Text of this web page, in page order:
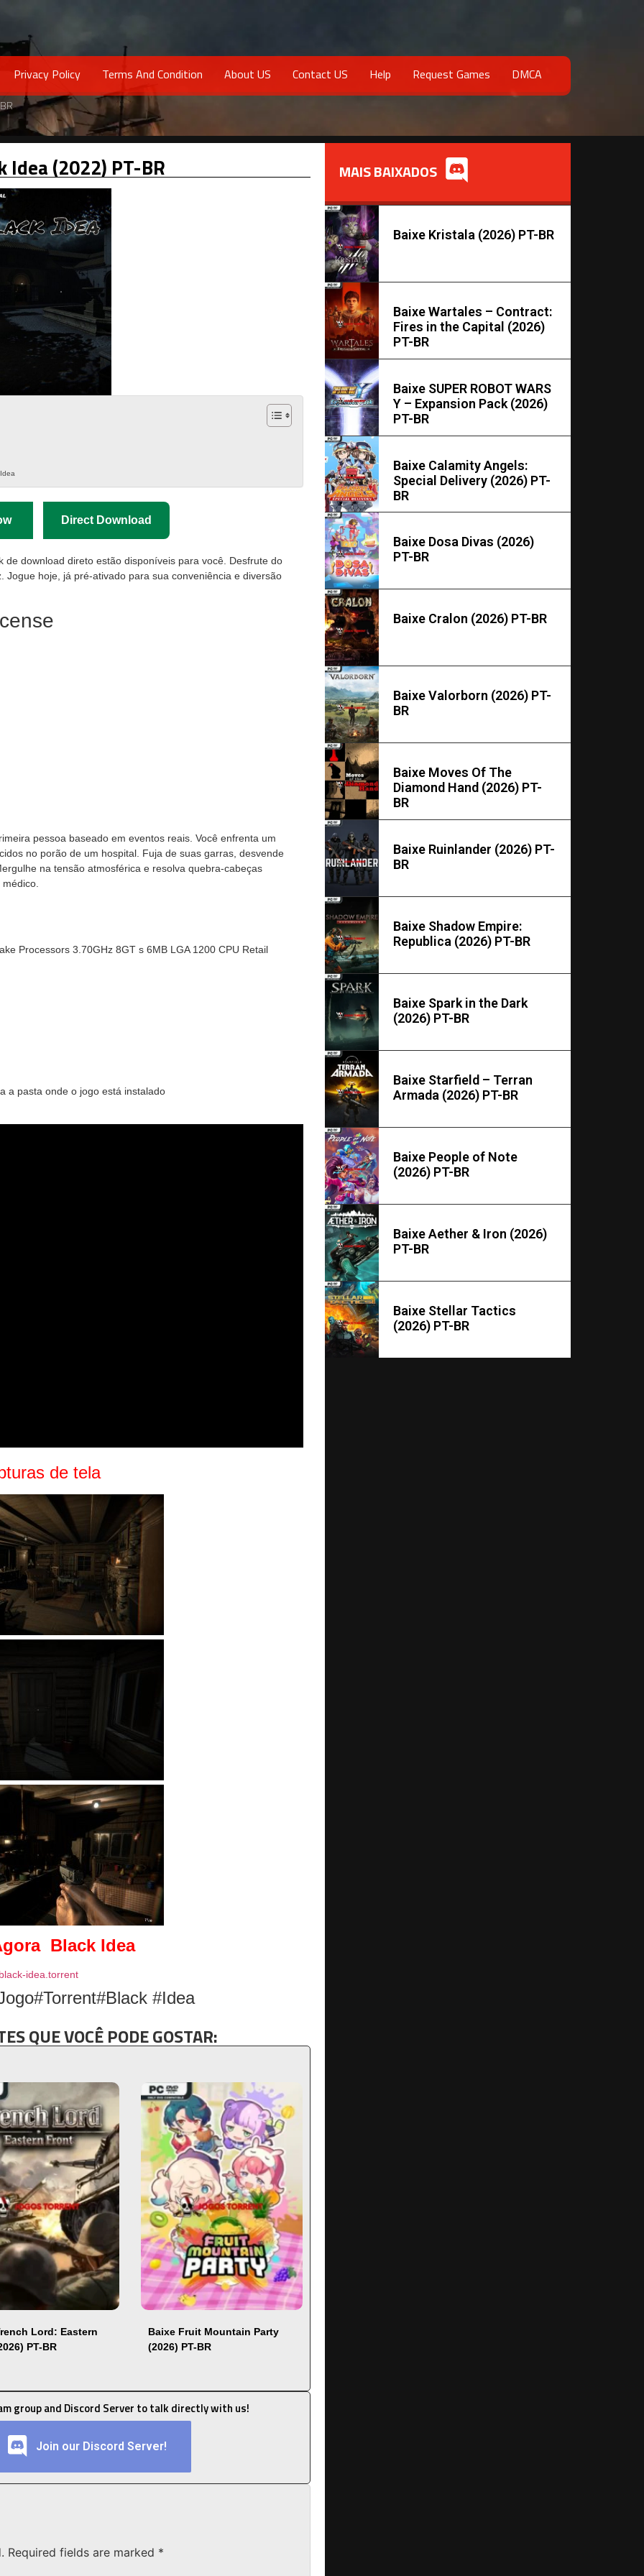
Privacy Policy Terms And Condition About US Contact US Help Request Games DMCA
Idea (2022) PT-BR
Direct Download
de download direto estão disponíveis para você. Desfrute do
hoje, já pré-ativado para sua conveniência e diversão
pessoa baseado em eventos reais. Você enfrenta um
no porão de um hospital. Fuja de suas garras, desvende
na tensão atmosférica e resolva quebra-cabeças
Processors 3.70GHz 8GT s 6MB LGA 1200 CPU Retail
a pasta onde o jogo está instalado
de tela
Black Idea
idea.torrent
#Idea
QUE VOCÊ PODE GOSTAR:
Lord: Eastern
PT-BR
Baixe Fruit Mountain Party
(2026) PT-BR
group and Discord Server to talk directly with us!
Join our Discord Server!
Required fields are marked *
MAIS BAIXADOS
Baixe Kristala (2026) PT-BR
Baixe Wartales – Contract:
Fires in the Capital (2026)
PT-BR
Baixe SUPER ROBOT WARS
Y – Expansion Pack (2026)
PT-BR
Baixe Calamity Angels:
Special Delivery (2026) PT-
BR
Baixe Dosa Divas (2026)
PT-BR
Baixe Cralon (2026) PT-BR
Baixe Valorborn (2026) PT-
BR
Baixe Moves Of The
Diamond Hand (2026) PT-
BR
Baixe Ruinlander (2026) PT-
BR
Baixe Shadow Empire:
Republica (2026) PT-BR
Baixe Spark in the Dark
(2026) PT-BR
Baixe Starfield – Terran
Armada (2026) PT-BR
Baixe People of Note
(2026) PT-BR
Baixe Aether & Iron (2026)
PT-BR
Baixe Stellar Tactics
(2026) PT-BR